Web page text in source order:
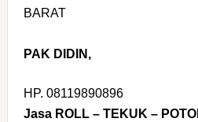
BARAT
PAK DIDIN,
HP. 08119890896
Jasa ROLL – TEKUK –